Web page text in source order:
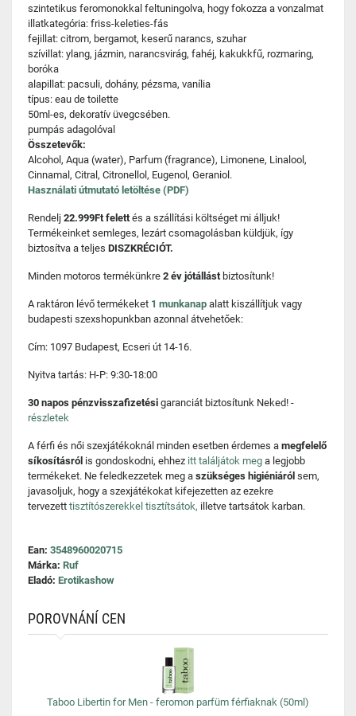
szintetikus feromonokkal feltuningolva, hogy fokozza a vonzalmat
illatkategória: friss-keleties-fás
fejillat: citrom, bergamot, keserű narancs, szuhar
szívillat: ylang, jázmin, narancsvirág, fahéj, kakukkfű, rozmaring,
boróka
alapillat: pacsuli, dohány, pézsma, vanília
típus: eau de toilette
50ml-es, dekoratív üvegcsében.
pumpás adagolóval
Összetevők:
Alcohol, Aqua (water), Parfum (fragrance), Limonene, Linalool,
Cinnamal, Citral, Citronellol, Eugenol, Geraniol.
Használati útmutató letöltése (PDF)
Rendelj 22.999Ft felettés a szállítási költséget mi álljuk!
Termékeinket semleges, lezárt csomagolásban küldjük, így
biztosítva a teljes DISZKRÉCIÓT.
Minden motoros termékünkre 2 év jótállást biztosítunk!
A raktáron lévő termékeket 1 munkanap alatt kiszállítjuk vagy
budapesti szexshopunkban azonnal átvehetőek:
Cím: 1097 Budapest, Ecseri út 14-16.
Nyitva tartás: H-P: 9:30-18:00
30 napos pénzvisszafizetési garanciát biztosítunk Neked! -
részletek
A férfi és női szexjátékoknál minden esetben érdemes a megfelelő
síkosításról is gondoskodni, ehhez itt találjátok meg a legjobb
termékeket. Ne feledkezzetek meg a szükséges higiéniáról sem,
javasoljuk, hogy a szexjátékokat kifejezetten az ezekre
tervezett tisztítószerekkel tisztítsátok, illetve tartsátok karban.
Ean: 3548960020715
Márka: Ruf
Eladó: Erotikashow
POROVNÁNÍ CEN
Taboo Libertin for Men - feromon parfüm férfiaknak (50ml)